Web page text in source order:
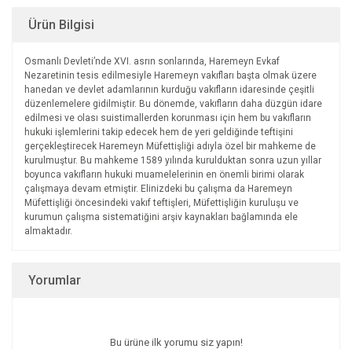
Ürün Bilgisi
Osmanlı Devleti’nde XVI. asrın sonlarında, Haremeyn Evkaf
Nezaretinin tesis edilmesiyle Haremeyn vakıfları başta olmak üzere
hanedan ve devlet adamlarının kurduğu vakıfların idaresinde çeşitli
düzenlemelere gidilmiştir. Bu dönemde, vakıfların daha düzgün idare
edilmesi ve olası suistimallerden korunması için hem bu vakıfların
hukuki işlemlerini takip edecek hem de yeri geldiğinde teftişini
gerçekleştirecek Haremeyn Müfettişliği adıyla özel bir mahkeme de
kurulmuştur. Bu mahkeme 1589 yılında kurulduktan sonra uzun yıllar
boyunca vakıfların hukuki muamelelerinin en önemli birimi olarak
çalışmaya devam etmiştir. Elinizdeki bu çalışma da Haremeyn
Müfettişliği öncesindeki vakıf teftişleri, Müfettişliğin kuruluşu ve
kurumun çalışma sistematiğini arşiv kaynakları bağlamında ele
almaktadır.
Yorumlar
Bu ürüne ilk yorumu siz yapın!